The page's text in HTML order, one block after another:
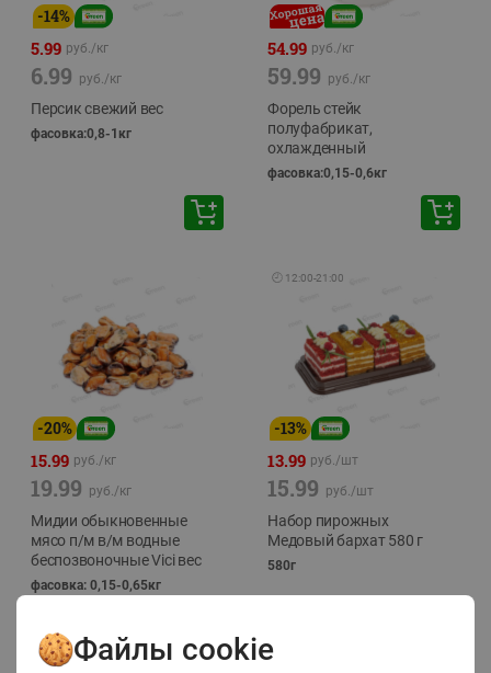
-14%
5.99 руб./кг
6.99 руб./кг
Персик свежий вес
фасовка:0,8-1кг
54.99 руб./кг
59.99 руб./кг
Форель стейк
полуфабрикат,
охлажденный
фасовка:0,15-0,6кг
-20%
15.99 руб./кг
19.99 руб./кг
Мидии обыкновенные
мясо п/м в/м водные
беспозвоночные Vici вес
фасовка: 0,15-0,65кг
🕘 12:00-21:00
-13%
13.99 руб./шт
15.99 руб./шт
Набор пирожных
Медовый бархат 580 г
580г
Файлы cookie